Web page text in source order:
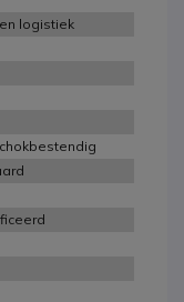
logistiek